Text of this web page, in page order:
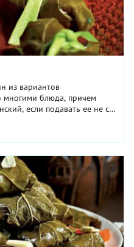
из вариантов
многими блюда, причем
если подавать ее не с
входят яйца, а,
Получается же такая долма
что с удовольствием
Самое главное в
ему медленное
в очень замкнутом
да еще и под крышкой.
вкусами и ароматами
долма с рисом превращается
шедевр, который,
и ваши близкие, и гости